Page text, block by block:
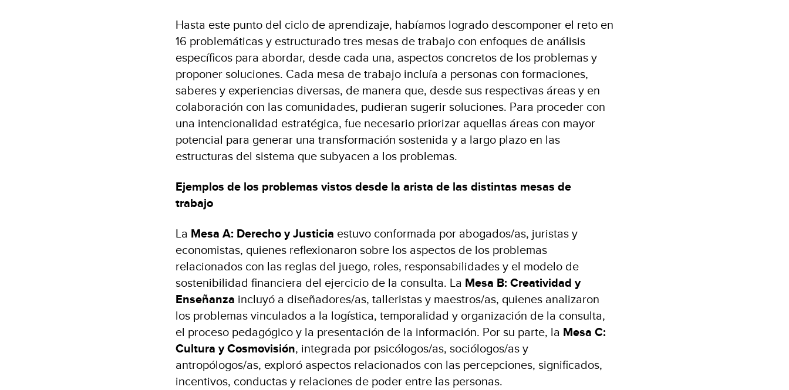
Hasta este punto del ciclo de aprendizaje, habíamos logrado descomponer el reto en
16 problemáticas y estructurado tres mesas de trabajo con enfoques de análisis
específicos para abordar, desde cada una, aspectos concretos de los problemas y
proponer soluciones. Cada mesa de trabajo incluía a personas con formaciones,
saberes y experiencias diversas, de manera que, desde sus respectivas áreas y en
colaboración con las comunidades, pudieran sugerir soluciones. Para proceder con
una intencionalidad estratégica, fue necesario priorizar aquellas áreas con mayor
potencial para generar una transformación sostenida y a largo plazo en las
estructuras del sistema que subyacen a los problemas.
Ejemplos de los problemas vistos desde la arista de las distintas mesas de
trabajo
La Mesa A: Derecho y Justicia estuvo conformada por abogados/as, juristas y
economistas, quienes reflexionaron sobre los aspectos de los problemas
relacionados con las reglas del juego, roles, responsabilidades y el modelo de
sostenibilidad financiera del ejercicio de la consulta. La Mesa B: Creatividad y
Enseñanza incluyó a diseñadores/as, talleristas y maestros/as, quienes analizaron
los problemas vinculados a la logística, temporalidad y organización de la consulta,
el proceso pedagógico y la presentación de la información. Por su parte, la Mesa C:
Cultura y Cosmovisión, integrada por psicólogos/as, sociólogos/as y
antropólogos/as, exploró aspectos relacionados con las percepciones, significados,
incentivos, conductas y relaciones de poder entre las personas.